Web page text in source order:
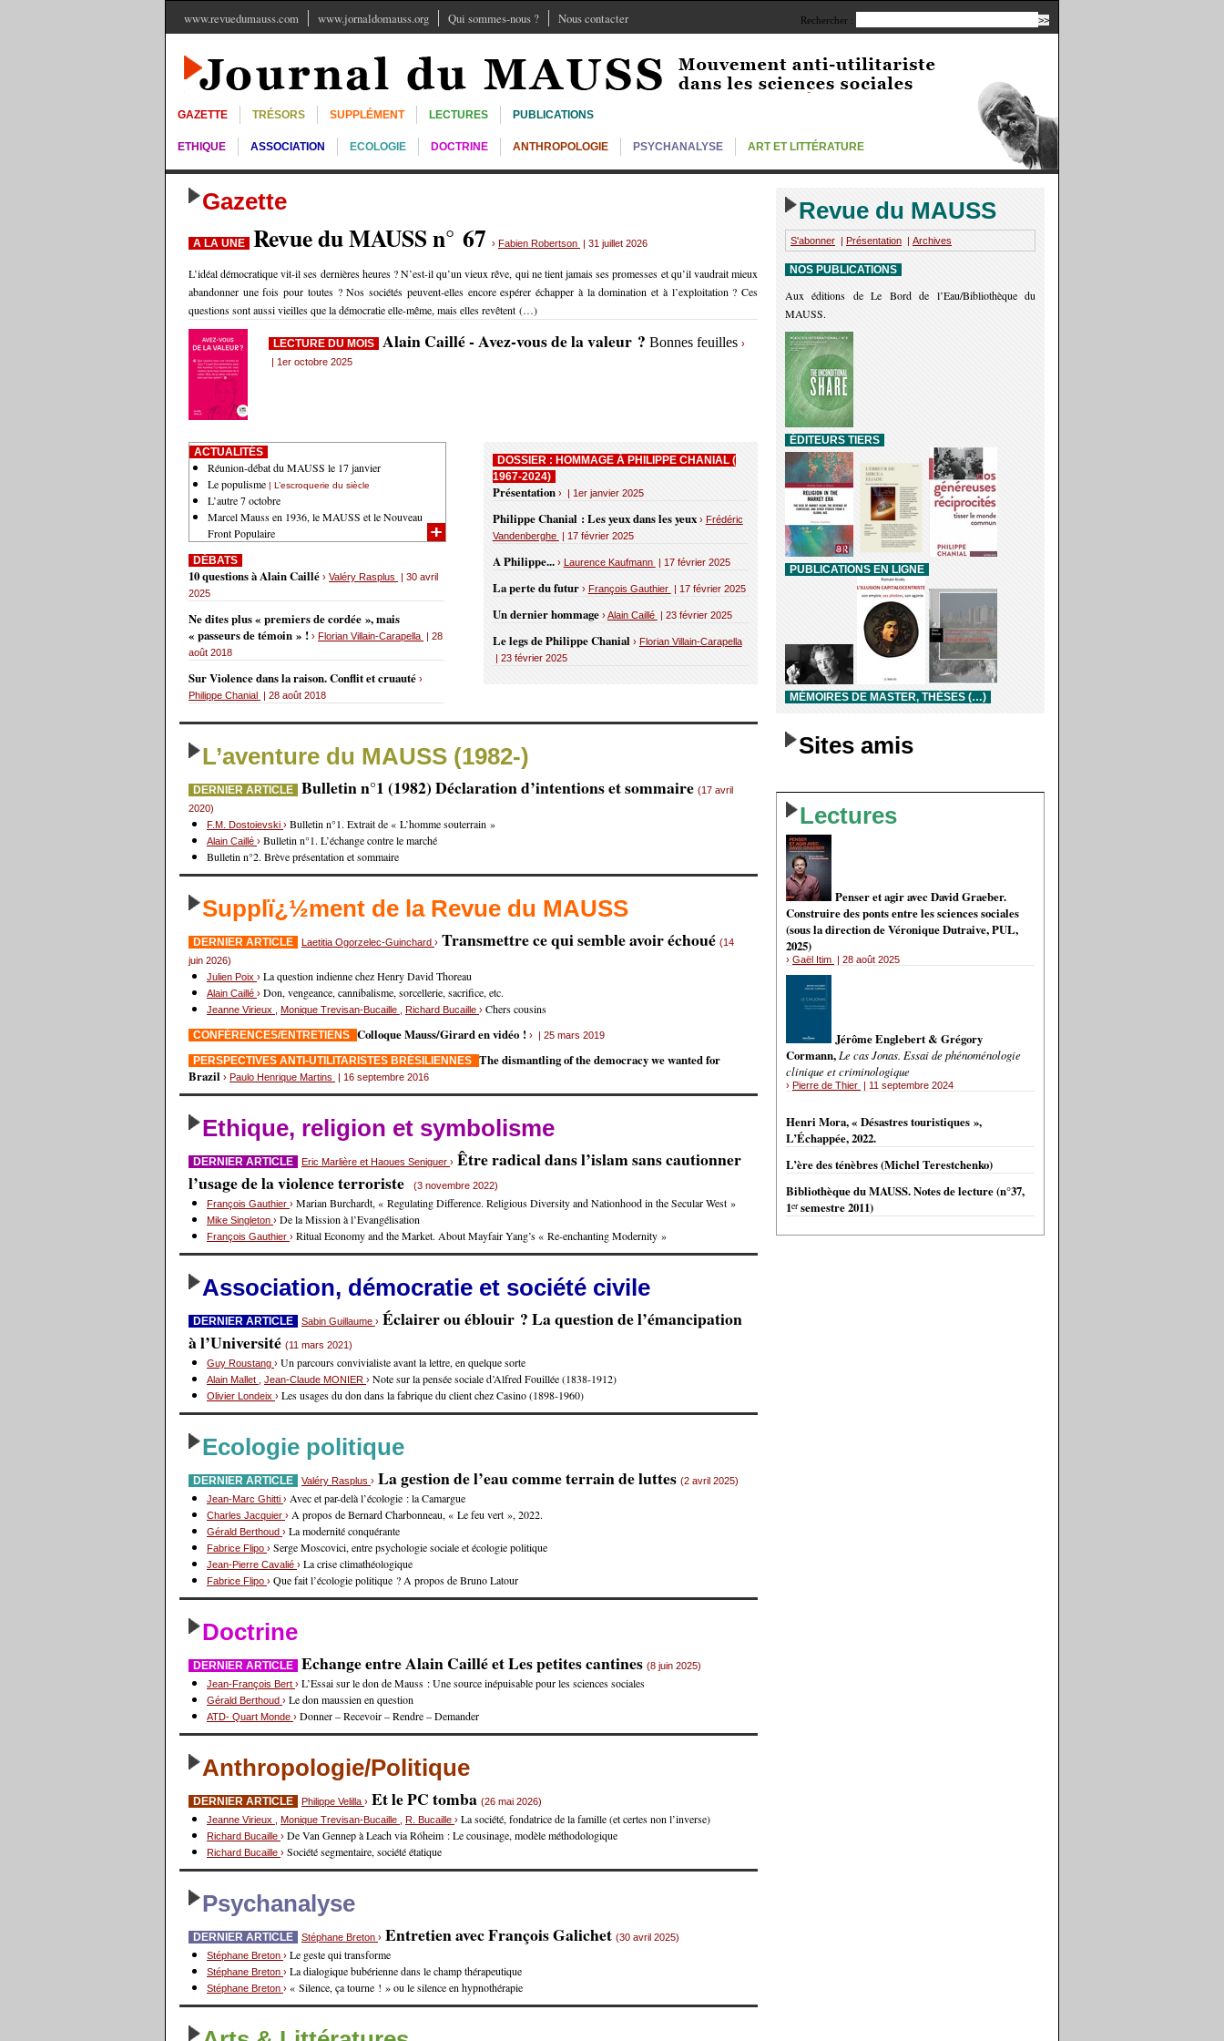
www.revuedumauss.com www.jornaldomauss.org Qui sommes-nous ? Nous contacter Rechercher :
GAZETTE TRÉSORS SUPPLÉMENT LECTURES PUBLICATIONS
ETHIQUE ASSOCIATION ECOLOGIE DOCTRINE ANTHROPOLOGIE PSYCHANALYSE ART ET LITTÉRATURE
Gazette
A LA UNE Revue du MAUSS n° 67 › Fabien Robertson | 31 juillet 2026
L’idéal démocratique vit-il ses dernières heures ? N’est-il qu’un vieux rêve, qui ne tient jamais ses promesses et qu’il vaudrait mieux
abandonner une fois pour toutes ? Nos sociétés peuvent-elles encore espérer échapper à la domination et à l’exploitation ? Ces
questions sont aussi vieilles que la démocratie elle-même, mais elles revêtent (…)
LECTURE DU MOIS Alain Caillé - Avez-vous de la valeur ? Bonnes feuilles ›
| 1er octobre 2025
DOSSIER : HOMMAGE À PHILIPPE CHANIAL (
1967-2024)
Présentation › | 1er janvier 2025
Philippe Chanial : Les yeux dans les yeux› Frédéric
Vandenberghe | 17 février 2025
A Philippe... › Laurence Kaufmann | 17 février 2025
La perte du futur › François Gauthier | 17 février 2025
Un dernier hommage ›Alain Caillé | 23 février 2025
Le legs de Philippe Chanial › Florian Villain-Carapella
| 23 février 2025
ACTUALITÉS
Réunion-débat du MAUSS le 17 janvier
Le populisme | L’escroquerie du siècle
L’autre 7 octobre
Marcel Mauss en 1936, le MAUSS et le Nouveau
Front Populaire
DÉBATS
10 questions à Alain Caillé › Valéry Rasplus
| 30 avril
2025
Ne dites plus « premiers de cordée », mais
« passeurs de témoin » ! › Florian Villain-Carapella | 28
août 2018
Sur Violence dans la raison. Conflit et cruauté ›
Philippe Chanial | 28 août 2018
L’aventure du MAUSS (1982-)
DERNIER ARTICLE Bulletin n°1 (1982) Déclaration d’intentions et sommaire (17 avril
2020)
F.M. Dostoievski › Bulletin n°1. Extrait de « L’homme souterrain »
Alain Caillé › Bulletin n°1. L’échange contre le marché
Bulletin n°2. Brève présentation et sommaire
Supplï¿½ment de la Revue du MAUSS
DERNIER ARTICLE Laetitia Ogorzelec-Guinchard › Transmettre ce qui semble avoir échoué (14
juin 2026)
Julien Poix › La question indienne chez Henry David Thoreau
Alain Caillé › Don, vengeance, cannibalisme, sorcellerie, sacrifice, etc.
Jeanne Virieux Monique Trevisan-Bucaille Richard Bucaille › Chers cousins
CONFÉRENCES/ENTRETIENS Colloque Mauss/Girard en vidéo ! › | 25 mars 2019
PERSPECTIVES ANTI-UTILITARISTES BRÉSILIENNES The dismantling of the democracy we wanted for
Brazil › Paulo Henrique Martins | 16 septembre 2016
Ethique, religion et symbolisme
DERNIER ARTICLE Eric Marlière et Haoues Seniguer › Être radical dans l’islam sans cautionner
l’usage de la violence terroriste
(3 novembre 2022)
François Gauthier › Marian Burchardt, « Regulating Difference. Religious Diversity and Nationhood in the Secular West »
Mike Singleton › De la Mission à l’Evangélisation
François Gauthier › Ritual Economy and the Market. About Mayfair Yang’s « Re-enchanting Modernity »
Association, démocratie et société civile
DERNIER ARTICLE Sabin Guillaume › Éclairer ou éblouir ? La question de l’émancipation
à l’Université (11 mars 2021)
Guy Roustang › Un parcours convivialiste avant la lettre, en quelque sorte
Alain Mallet Jean-Claude MONIER › Note sur la pensée sociale d’Alfred Fouillée (1838-1912)
Olivier Londeix › Les usages du don dans la fabrique du client chez Casino (1898-1960)
Ecologie politique
DERNIER ARTICLE Valéry Rasplus › La gestion de l’eau comme terrain de luttes (2 avril 2025)
Jean-Marc Ghitti › Avec et par-delà l’écologie : la Camargue
Charles Jacquier › A propos de Bernard Charbonneau, « Le feu vert », 2022.
Gérald Berthoud › La modernité conquérante
Fabrice Flipo › Serge Moscovici, entre psychologie sociale et écologie politique
Jean-Pierre Cavalié › La crise climathéologique
Fabrice Flipo › Que fait l’écologie politique ? A propos de Bruno Latour
Doctrine
DERNIER ARTICLE Echange entre Alain Caillé et Les petites cantines (8 juin 2025)
Jean-François Bert › L’Essai sur le don de Mauss : Une source inépuisable pour les sciences sociales
Gérald Berthoud › Le don maussien en question
ATD- Quart Monde › Donner – Recevoir – Rendre – Demander
Anthropologie/Politique
DERNIER ARTICLE Philippe Velilla › Et le PC tomba (26 mai 2026)
Jeanne Virieux
Monique Trevisan-Bucaille R. Bucaille › La société, fondatrice de la famille (et certes non l’inverse)
Richard Bucaille › De Van Gennep à Leach via Róheim : Le cousinage, modèle méthodologique
Richard Bucaille › Société segmentaire, société étatique
Psychanalyse
DERNIER ARTICLE Stéphane Breton › Entretien avec François Galichet (30 avril 2025)
Stéphane Breton › Le geste qui transforme
Stéphane Breton › La dialogique bubérienne dans le champ thérapeutique
Stéphane Breton › « Silence, ça tourne ! » ou le silence en hypnothérapie
Revue du MAUSS
S'abonner | Présentation | Archives
NOS PUBLICATIONS
Aux éditions de Le Bord de l’Eau/Bibliothèque du
MAUSS.
ÉDITEURS TIERS
PUBLICATIONS EN LIGNE
MÉMOIRES DE MASTER, THÈSES (…)
Sites amis
Lectures
Penser et agir avec David Graeber.
Construire des ponts entre les sciences sociales
(sous la direction de Véronique Dutraive, PUL,
2025)
› Gaël Itim | 28 août 2025
Jérôme Englebert & Grégory
Cormann, Le cas Jonas. Essai de phénoménologie
clinique et criminologique
› Pierre de Thier | 11 septembre 2024
Henri Mora, « Désastres touristiques »,
L’Échappée, 2022.
L’ère des ténèbres (Michel Terestchenko)
Bibliothèque du MAUSS. Notes de lecture (n°37,
1ersemestre 2011)